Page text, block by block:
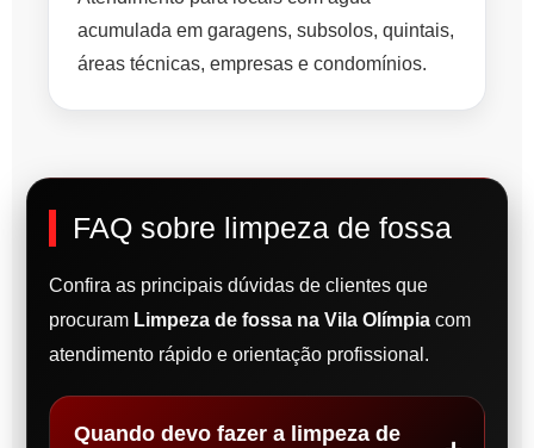
acumulada em garagens, subsolos, quintais,
áreas técnicas, empresas e condomínios.
FAQ sobre limpeza de fossa
Confira as principais dúvidas de clientes que
procuram Limpeza de fossa na Vila Olímpia com
atendimento rápido e orientação profissional.
Quando devo fazer a limpeza de